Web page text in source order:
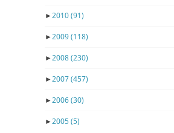
►2010(91)
►2009(118)
►2008(230)
►2007(457)
►2006(30)
►2005(5)